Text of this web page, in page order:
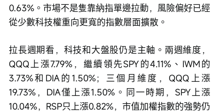
0.63%。市場不是隻靠納指單邊拉動，風險偏好已經
從少數科技權重向更寬的指數層面擴散。
拉長週期看，科技和大盤股仍是主軸。兩週維度，
QQQ上漲7.79%，繼續領先SPY的4.11%、IWM的
3.73%和DIA的1.50%；三個月維度，QQQ上漲
19.73%，DIA僅上漲1.50%。同一時期，SPY上漲
10.04%，RSP只上漲0.82%，市值加權指數的強勢仍